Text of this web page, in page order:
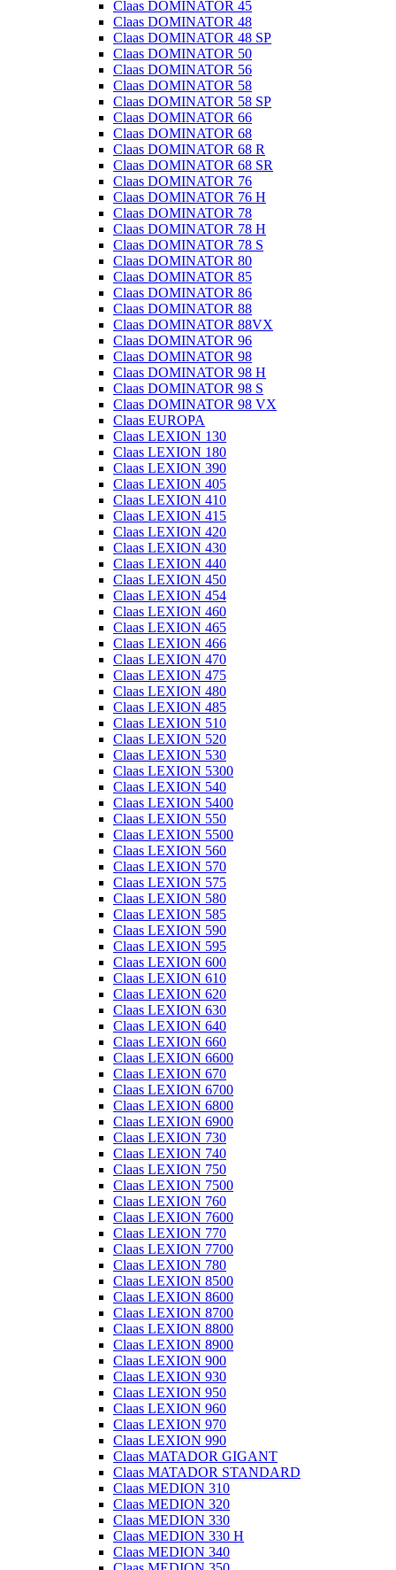
Claas DOMINATOR 45
Claas DOMINATOR 48
Claas DOMINATOR 48 SP
Claas DOMINATOR 50
Claas DOMINATOR 56
Claas DOMINATOR 58
Claas DOMINATOR 58 SP
Claas DOMINATOR 66
Claas DOMINATOR 68
Claas DOMINATOR 68 R
Claas DOMINATOR 68 SR
Claas DOMINATOR 76
Claas DOMINATOR 76 H
Claas DOMINATOR 78
Claas DOMINATOR 78 H
Claas DOMINATOR 78 S
Claas DOMINATOR 80
Claas DOMINATOR 85
Claas DOMINATOR 86
Claas DOMINATOR 88
Claas DOMINATOR 88VX
Claas DOMINATOR 96
Claas DOMINATOR 98
Claas DOMINATOR 98 H
Claas DOMINATOR 98 S
Claas DOMINATOR 98 VX
Claas EUROPA
Claas LEXION 130
Claas LEXION 180
Claas LEXION 390
Claas LEXION 405
Claas LEXION 410
Claas LEXION 415
Claas LEXION 420
Claas LEXION 430
Claas LEXION 440
Claas LEXION 450
Claas LEXION 454
Claas LEXION 460
Claas LEXION 465
Claas LEXION 466
Claas LEXION 470
Claas LEXION 475
Claas LEXION 480
Claas LEXION 485
Claas LEXION 510
Claas LEXION 520
Claas LEXION 530
Claas LEXION 5300
Claas LEXION 540
Claas LEXION 5400
Claas LEXION 550
Claas LEXION 5500
Claas LEXION 560
Claas LEXION 570
Claas LEXION 575
Claas LEXION 580
Claas LEXION 585
Claas LEXION 590
Claas LEXION 595
Claas LEXION 600
Claas LEXION 610
Claas LEXION 620
Claas LEXION 630
Claas LEXION 640
Claas LEXION 660
Claas LEXION 6600
Claas LEXION 670
Claas LEXION 6700
Claas LEXION 6800
Claas LEXION 6900
Claas LEXION 730
Claas LEXION 740
Claas LEXION 750
Claas LEXION 7500
Claas LEXION 760
Claas LEXION 7600
Claas LEXION 770
Claas LEXION 7700
Claas LEXION 780
Claas LEXION 8500
Claas LEXION 8600
Claas LEXION 8700
Claas LEXION 8800
Claas LEXION 8900
Claas LEXION 900
Claas LEXION 930
Claas LEXION 950
Claas LEXION 960
Claas LEXION 970
Claas LEXION 990
Claas MATADOR GIGANT
Claas MATADOR STANDARD
Claas MEDION 310
Claas MEDION 320
Claas MEDION 330
Claas MEDION 330 H
Claas MEDION 340